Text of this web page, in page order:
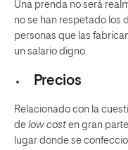
Una prenda no será
no se han respetado los
personas que las
un salario digno.
Precios
Relacionado con la
de low cost en gran
lugar donde se